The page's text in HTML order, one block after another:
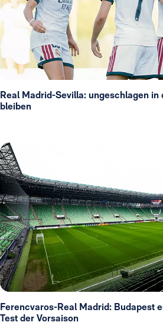
Real Madrid-Sevilla: ungeschlagen
bleiben
Ferencvaros-Real Madrid: Budapest
Test der Vorsaison